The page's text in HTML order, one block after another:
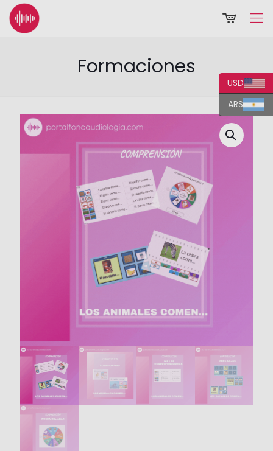
Formaciones
USD
ARS